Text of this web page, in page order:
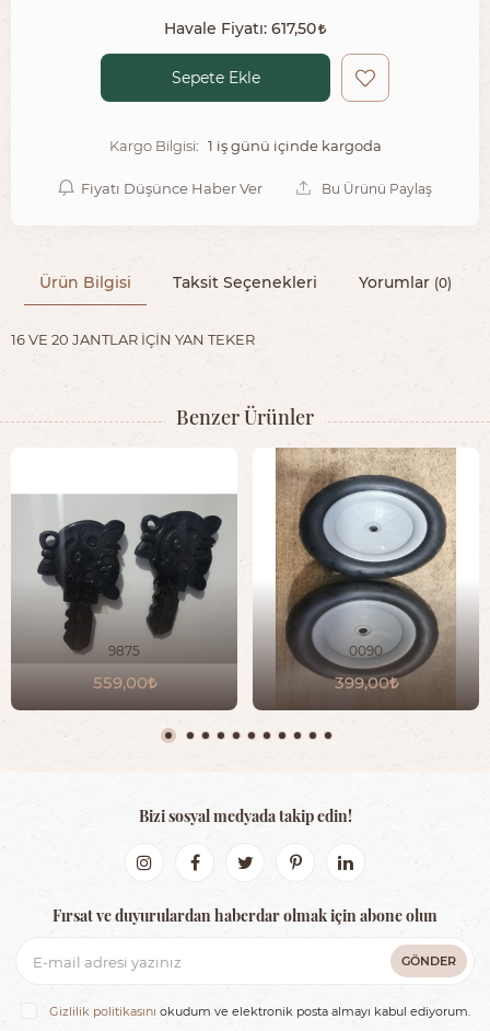
Havale Fiyatı: 617,50
Sepete Ekle
Kargo Bilgisi: 1 iş günü içinde kargoda
Fiyatı Düşünce Haber Ver Bu Ürünü Paylaş
Ürün Bilgisi Taksit Seçenekleri Yorumlar (0)
16 VE 20 JANTLAR İÇİN YAN TEKER
Benzer Ürünler
9875
559,00
0090
399,00
Bizi sosyal medyada takip edin!
Fırsat ve duyurulardan haberdar olmak için abone olun
GÖNDER
Gizlilik politikasını okudum ve elektronik posta almayı kabul ediyorum.